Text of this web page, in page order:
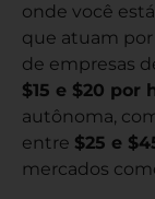
onde você
que atuam
de empresas
$15 e $20 por
autônoma,
entre $25 e
mercados